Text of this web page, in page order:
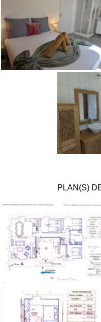
PLAN(S)